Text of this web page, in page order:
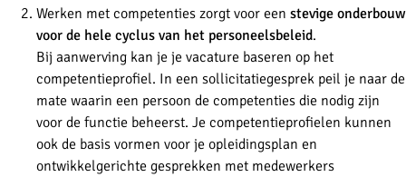
Werken met competenties zorgt voor een stevige onderbouw
voor de hele cyclus van het personeelsbeleid.
Bij aanwerving kan je je vacature baseren op het
competentieprofiel. In een sollicitatiegesprek peil je naar de
mate waarin een persoon de competenties die nodig zijn
voor de functie beheerst. Je competentieprofielen kunnen
ook de basis vormen voor je opleidingsplan en
ontwikkelgerichte gesprekken met medewerkers